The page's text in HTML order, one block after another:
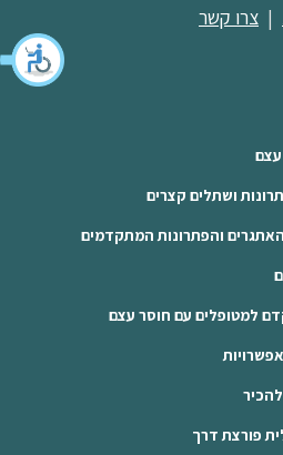
| צרו קשר
ושתלים קצרים
והפתרונות המתקדמים
למטופלים עם חוסר עצם
פורצת דרך